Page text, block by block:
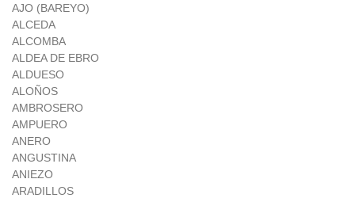
AJO (BAREYO)
ALCEDA
ALCOMBA
ALDEA DE EBRO
ALDUESO
ALOÑOS
AMBROSERO
AMPUERO
ANERO
ANGUSTINA
ANIEZO
ARADILLOS